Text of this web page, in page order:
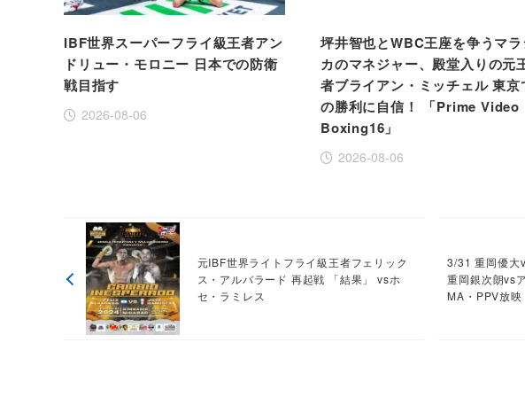
IBF世界スーパーフライ級王者アン
ドリュー・モロニー 日本での防衛
戦目指す
2026-08-06
坪井智也とWBC王座を争うマラ
カのマネジャー、殿堂入りの元
者ブライアン・ミッチェル 東京
の勝利に自信！ 「Prime Video
Boxing16」
2026-08-06
元IBF世界ライトフライ級王者フェリック
ス・アルバラード 再起戦 「結果」 vsホ
セ・ラミレス
3/31 重岡優大
重岡銀次朗vs
MA・PPV放